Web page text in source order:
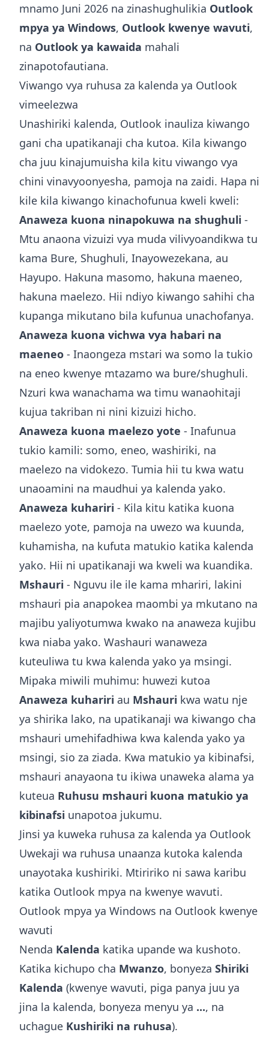
mnamo Juni 2026 na zinashughulikia Outlook
mpya ya Windows, Outlook kwenye wavuti,
na Outlook ya kawaida mahali
zinapotofautiana.
Viwango vya ruhusa za kalenda ya Outlook
vimeelezwa
Unashiriki kalenda, Outlook inauliza kiwango
gani cha upatikanaji cha kutoa. Kila kiwango
cha juu kinajumuisha kila kitu viwango vya
chini vinavyoonyesha, pamoja na zaidi. Hapa ni
kile kila kiwango kinachofunua kweli kweli:
Anaweza kuona ninapokuwa na shughuli -
Mtu anaona vizuizi vya muda vilivyoandikwa tu
kama Bure, Shughuli, Inayowezekana, au
Hayupo. Hakuna masomo, hakuna maeneo,
hakuna maelezo. Hii ndiyo kiwango sahihi cha
kupanga mikutano bila kufunua unachofanya.
Anaweza kuona vichwa vya habari na
maeneo - Inaongeza mstari wa somo la tukio
na eneo kwenye mtazamo wa bure/shughuli.
Nzuri kwa wanachama wa timu wanaohitaji
kujua takriban ni nini kizuizi hicho.
Anaweza kuona maelezo yote - Inafunua
tukio kamili: somo, eneo, washiriki, na
maelezo na vidokezo. Tumia hii tu kwa watu
unaoamini na maudhui ya kalenda yako.
Anaweza kuhariri - Kila kitu katika kuona
maelezo yote, pamoja na uwezo wa kuunda,
kuhamisha, na kufuta matukio katika kalenda
yako. Hii ni upatikanaji wa kweli wa kuandika.
Mshauri - Nguvu ile ile kama mhariri, lakini
mshauri pia anapokea maombi ya mkutano na
majibu yaliyotumwa kwako na anaweza kujibu
kwa niaba yako. Washauri wanaweza
kuteuliwa tu kwa kalenda yako ya msingi.
Mipaka miwili muhimu: huwezi kutoa
Anaweza kuhariri au Mshauri kwa watu nje
ya shirika lako, na upatikanaji wa kiwango cha
mshauri umehifadhiwa kwa kalenda yako ya
msingi, sio za ziada. Kwa matukio ya kibinafsi,
mshauri anayaona tu ikiwa unaweka alama ya
kuteua Ruhusu mshauri kuona matukio ya
kibinafsi unapotoa jukumu.
Jinsi ya kuweka ruhusa za kalenda ya Outlook
Uwekaji wa ruhusa unaanza kutoka kalenda
unayotaka kushiriki. Mtiririko ni sawa karibu
katika Outlook mpya na kwenye wavuti.
Outlook mpya ya Windows na Outlook kwenye
wavuti
Nenda Kalenda katika upande wa kushoto.
Katika kichupo cha Mwanzo, bonyeza Shiriki
Kalenda (kwenye wavuti, piga panya juu ya
jina la kalenda, bonyeza menyu ya ..., na
uchague Kushiriki na ruhusa).